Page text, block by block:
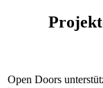
Open Doors